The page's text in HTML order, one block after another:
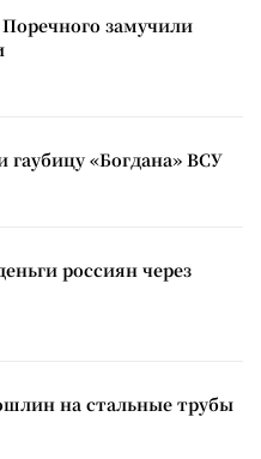
замучили
«Богдана» ВСУ
россиян через
на стальные трубы